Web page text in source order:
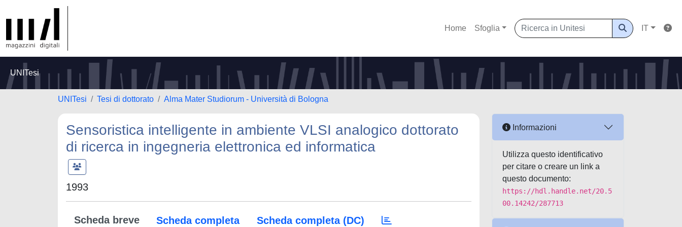
Home Sfoglia IT
UNITesi
UNITesi Tesi di dottorato Alma Mater Studiorum - Università di Bologna
Sensoristica intelligente in ambiente VLSI analogico dottorato
di ricerca in ingegneria elettronica ed informatica
1993
Scheda breve Scheda completa Scheda completa (DC)
Informazioni
Utilizza questo identificativo
per citare o creare un link a
questo documento:
https://hdl.handle.net/20.5
00.14242/287713